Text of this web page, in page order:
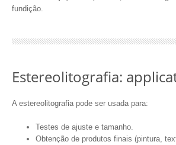
fundição.
Estereolitografia:
A estereolitografia pode ser usada para:
Testes de ajuste e tamanho.
Obtenção de produtos finais (pintura,